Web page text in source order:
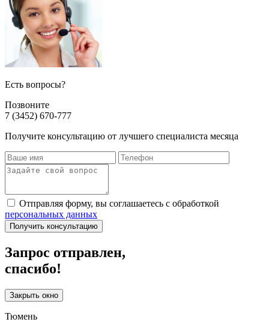
Есть вопросы?
Позвоните
7 (3452) 670-777
Получите консультацию от лучшего специалиста месяца
Отправляя форму, вы соглашаетесь с обработкой
персональных данных
Получить консультацию
Запрос отправлен,
спасибо!
Закрыть окно
Тюмень